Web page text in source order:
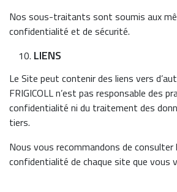
Nos sous-traitants sont soumis aux
confidentialité et de sécurité.
LIENS
Le Site peut contenir des liens vers
FRIGICOLL n’est pas responsable des
confidentialité ni du traitement des
tiers.
Nous vous recommandons de consulter
confidentialité de chaque site que vous